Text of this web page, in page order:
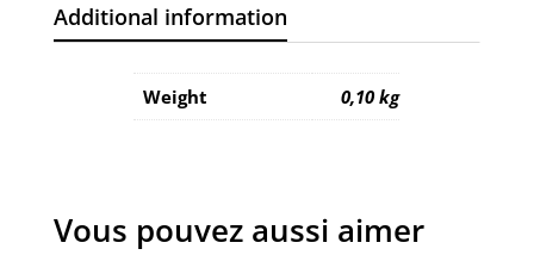
Additional information
Weight 0,10 kg
Vous pouvez aussi aimer